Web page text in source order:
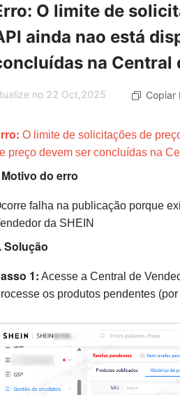
O limite de
ainda nao está
na Central
no 22 Oct,2025 Copiar
O limite de solicitações de
preço devem ser concluídas na
Motivo do erro
falha na publicação porque
da SHEIN
Solução
1: Acesse a Central de
os produtos pendentes